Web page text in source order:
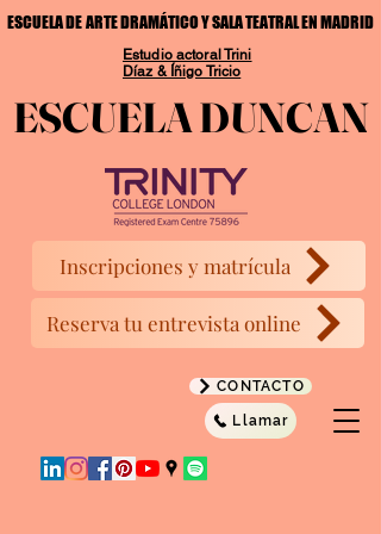
CONTACTO
Llamar
Reserva tu entrevista online
ESCUELA DE ARTE DRAMÁTICO Y SALA TEATRAL EN MADRID
ESCUELA DE ARTE DRAMÁTICO Y SALA TEATRAL EN MADRID
ESCUELA DUNCAN
ESCUELA DUNCAN
Inscripciones y matrícula
Estudio actoral Trini
Díaz & Íñigo Tricio